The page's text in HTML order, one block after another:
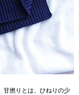
甘撚りとは、ひねりの少